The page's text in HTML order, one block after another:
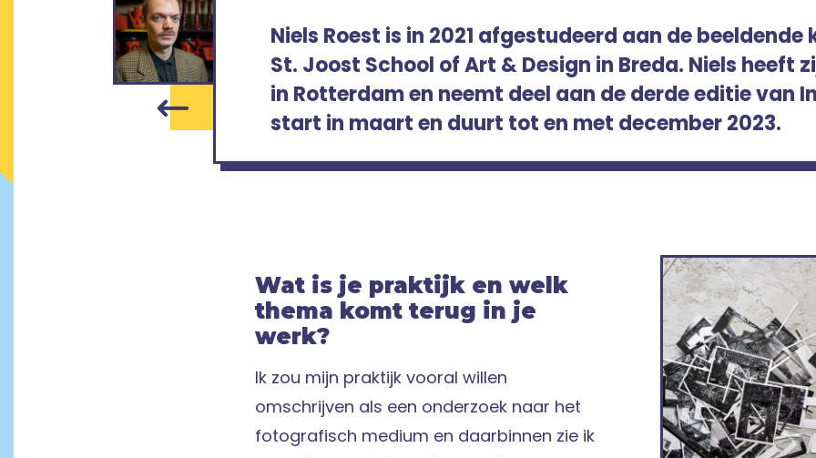
Niels Roest is in 2021 afgestudeerd aan de beeldende
St. Joost School of Art & Design in Breda. Niels heeft
in Rotterdam en neemt deel aan de derde editie van
start in maart en duurt tot en met december 2023.
Wat is je praktijk en welk
thema komt terug in je
werk?
Ik zou mijn praktijk vooral willen
omschrijven als een onderzoek naar het
fotografisch medium en daarbinnen zie ik